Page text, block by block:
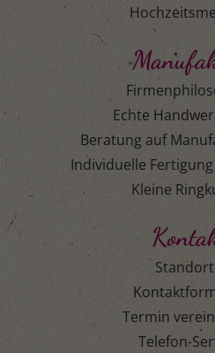
Echte
Beratung auf
Individuelle
Kleine
Termin
Telefon-